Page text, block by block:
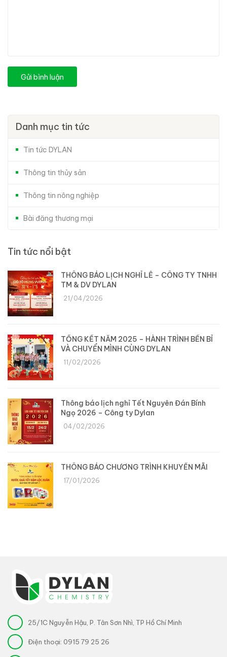
Gửi bình luận
Danh mục tin tức
Tin tức DYLAN
Thông tin thủy sản
Thông tin nông nghiệp
Bài đăng thương mại
Tin tức nổi bật
THÔNG BÁO LỊCH NGHỈ LỄ – CÔNG TY TNHH
TM & DV DYLAN
21/04/2026
TỔNG KẾT NĂM 2025 – HÀNH TRÌNH BỀN BỈ
VÀ CHUYỂN MÌNH CÙNG DYLAN
11/02/2026
Thông báo lịch nghỉ Tết Nguyên Đán Bính
Ngọ 2026 – Công ty Dylan
04/02/2026
THÔNG BÁO CHƯƠNG TRÌNH KHUYẾN MÃI
17/01/2026
25/1C Nguyễn Hậu, P. Tân Sơn Nhì, TP Hồ Chí Minh
Điện thoại: 0915 79 25 26